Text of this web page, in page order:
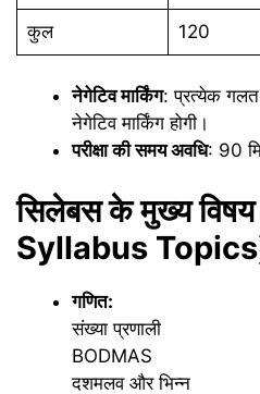
कुल 120
नेगेटिव मार्किंग: प्रत्येक
नेगेटिव मार्किंग होगी।
परीक्षा की समय अवधि: 90
सिलेबस के मुख्य
Syllabus
गणित:
संख्या प्रणाली
BODMAS
दशमलव और भिन्न